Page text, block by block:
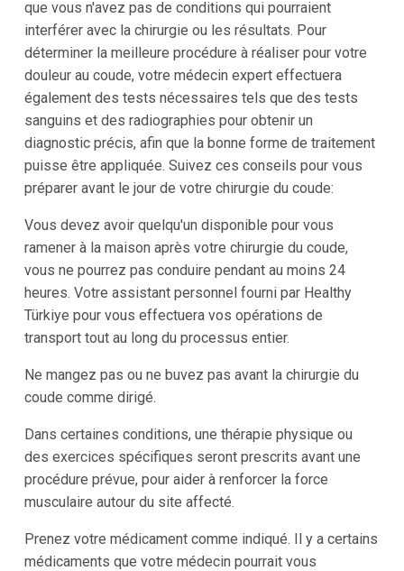
que vous n'avez pas de conditions qui pourraient
interférer avec la chirurgie ou les résultats. Pour
déterminer la meilleure procédure à réaliser pour votre
douleur au coude, votre médecin expert effectuera
également des tests nécessaires tels que des tests
sanguins et des radiographies pour obtenir un
diagnostic précis, afin que la bonne forme de traitement
puisse être appliquée. Suivez ces conseils pour vous
préparer avant le jour de votre chirurgie du coude:
Vous devez avoir quelqu'un disponible pour vous
ramener à la maison après votre chirurgie du coude,
vous ne pourrez pas conduire pendant au moins 24
heures. Votre assistant personnel fourni par Healthy
Türkiye pour vous effectuera vos opérations de
transport tout au long du processus entier.
Ne mangez pas ou ne buvez pas avant la chirurgie du
coude comme dirigé.
Dans certaines conditions, une thérapie physique ou
des exercices spécifiques seront prescrits avant une
procédure prévue, pour aider à renforcer la force
musculaire autour du site affecté.
Prenez votre médicament comme indiqué. Il y a certains
médicaments que votre médecin pourrait vous